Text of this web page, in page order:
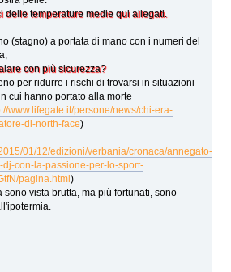
delle temperature medie qui allegati.
(stagno) a portata di mano con i numeri del
con più sicurezza?
per ridurre i rischi di trovarsi in situazioni
cui hanno portato alla morte
www.lifegate.it/persone/news/chi-era-
di-north-face)
01/12/edizioni/verbania/cronaca/annegato-
con-la-passione-per-lo-sport-
pagina.html)
sono vista brutta, ma più fortunati, sono